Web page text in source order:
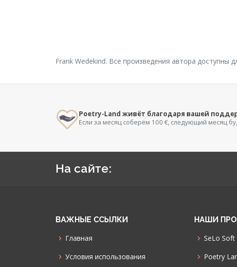
Frank Wedekind. Все произведения автора доступны
Poetry-Land живёт благодаря вашей
Если за месяц соберём 100 €, следующий месяц
На сайте:
ВАЖНЫЕ ССЫЛКИ
Главная
Условия использования
НАШИ
SeLo Soft
Poetry